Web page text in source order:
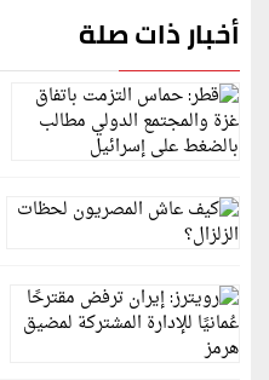
أخبار ذات صلة